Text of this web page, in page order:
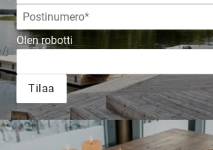
Olen robotti
Tilaa
Upea yli 200-sivuinen
Tilaa esite